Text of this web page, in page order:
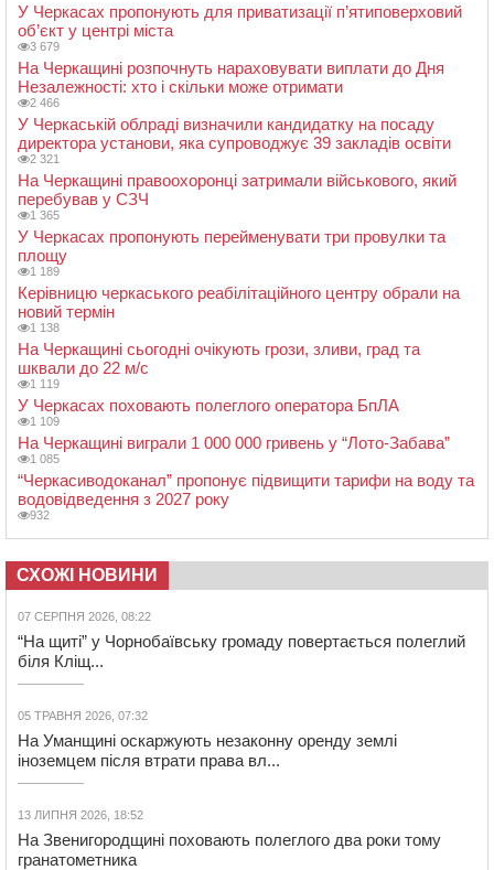
У Черкасах пропонують для приватизації п’ятиповерховий
об’єкт у центрі міста
3 679
На Черкащині розпочнуть нараховувати виплати до Дня
Незалежності: хто і скільки може отримати
2 466
У Черкаській облраді визначили кандидатку на посаду
директора установи, яка супроводжує 39 закладів освіти
2 321
На Черкащині правоохоронці затримали військового, який
перебував у СЗЧ
1 365
У Черкасах пропонують перейменувати три провулки та
площу
1 189
Керівницю черкаського реабілітаційного центру обрали на
новий термін
1 138
На Черкащині сьогодні очікують грози, зливи, град та
шквали до 22 м/с
1 119
У Черкасах поховають полеглого оператора БпЛА
1 109
На Черкащині виграли 1 000 000 гривень у “Лото-Забава”
1 085
“Черкасиводоканал” пропонує підвищити тарифи на воду та
водовідведення з 2027 року
932
СХОЖІ НОВИНИ
07 СЕРПНЯ 2026, 08:22
“На щиті” у Чорнобаївську громаду повертається полеглий
біля Кліщ...
05 ТРАВНЯ 2026, 07:32
На Уманщині оскаржують незаконну оренду землі
іноземцем після втрати права вл...
13 ЛИПНЯ 2026, 18:52
На Звенигородщині поховають полеглого два роки тому
гранатометника